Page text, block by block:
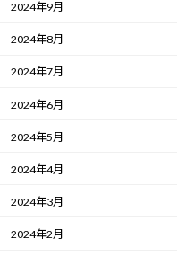
2024年9月
2024年8月
2024年7月
2024年6月
2024年5月
2024年4月
2024年3月
2024年2月